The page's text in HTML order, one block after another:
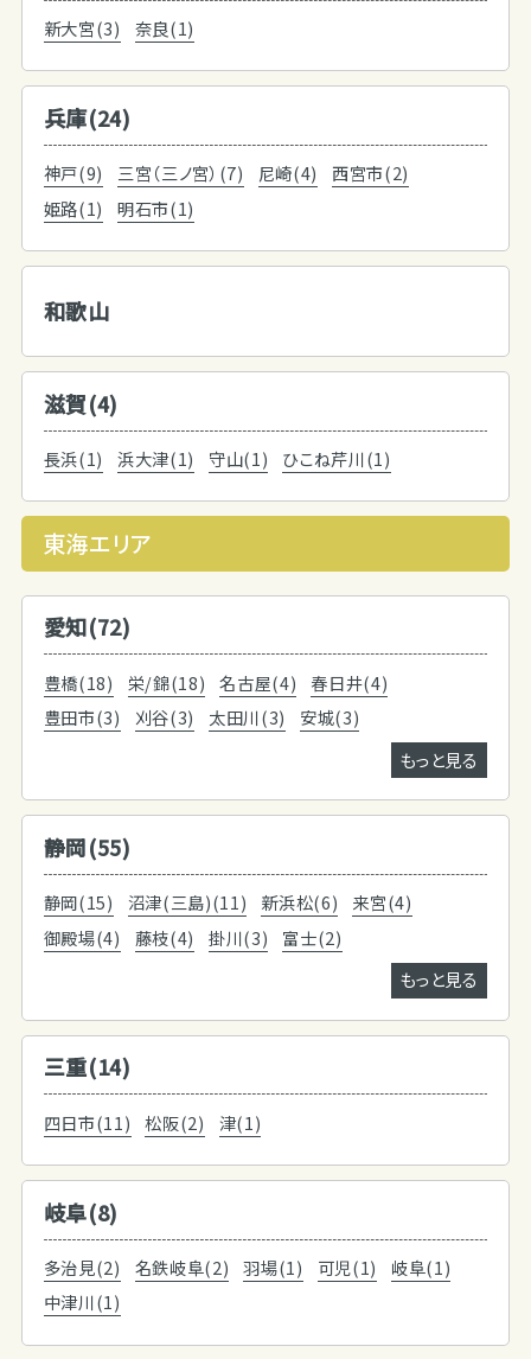
新大宮(3) 奈良(1)
兵庫(24)
神戸(9) 三宮（三ノ宮）(7) 尼崎(4)
西宮市(2)
姫路(1)
明石市(1)
和歌山
滋賀(4)
長浜(1) 浜大津(1) 守山(1) ひこね芹川(1)
東海エリア
愛知(72)
豊橋(18) 栄/錦(18) 名古屋(4)
春日井(4)
豊田市(3)
刈谷(3) 太田川(3)
安城(3)
もっと見る
静岡(55)
静岡(15) 沼津(三島)(11) 新浜松(6)
来宮(4)
御殿場(4)
藤枝(4) 掛川(3)
富士(2)
もっと見る
三重(14)
四日市(11) 松阪(2) 津(1)
岐阜(8)
多治見(2) 名鉄岐阜(2) 羽場(1) 可児(1)
岐阜(1)
中津川(1)